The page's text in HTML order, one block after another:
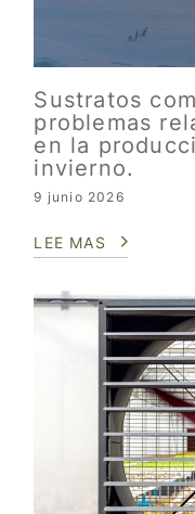
Sustratos
problemas
en la
invierno.
9 junio 2026
LEE MAS